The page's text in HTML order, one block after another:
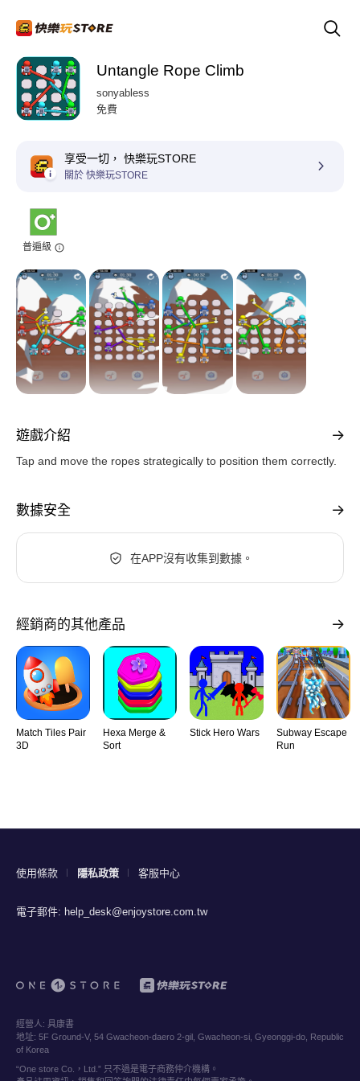
Untangle Rope Climb
sonyabless
免費
享受一切， 快樂玩STORE
關於 快樂玩STORE
普遍級
遊戲介紹
Tap and move the ropes strategically to position them correctly.
數據安全
在APP沒有收集到數據。
經銷商的其他產品
Match Tiles Pair
3D
Hexa Merge &
Sort
Stick Hero Wars
Subway Escape
Run
使用條款 隱私政策 客服中心
電子郵件: help_desk@enjoystore.com.tw
經營人: 具康書
地址: 5F Ground-V, 54 Gwacheon-daero 2-gil, Gwacheon-si, Gyeonggi-do, Republic
of Korea
“One store Co.，Ltd.” 只不過是電子商務仲介機構。